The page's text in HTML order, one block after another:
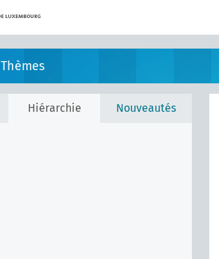
Thèmes
Hiérarchie
Nouveautés